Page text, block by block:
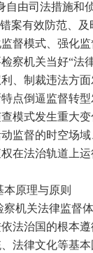
自由司法措施和
案有效防范、
督模式、强化
察机关当好“法
、制裁违法方
点倒逼监督转
模式发生重大
监督的时空场
在法治轨道上
原理与原则
关法律监督体
法治国的根本
法律文化等基